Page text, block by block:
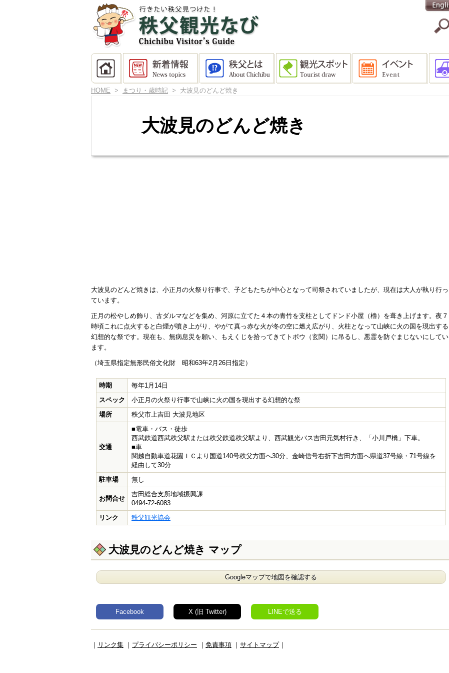
HOME > まつり・歳時記 > 大波見のどんど焼き
大波見のどんど焼き
大波見のどんど焼きは、小正月の火祭り行事で、子どもたちが中心となって司祭されていましたが、現在は大人が執り行っ
ています。
正月の松やしめ飾り、古ダルマなどを集め、河原に立てた４本の青竹を支柱としてドンド小屋（櫓）を葺き上げます。夜７
時頃これに点火すると白煙が噴き上がり、やがて真っ赤な火が冬の空に燃え広がり、火柱となって山峡に火の国を現出する
幻想的な祭です。現在も、無病息災を願い、もえくじを拾ってきてトボウ（玄関）に吊るし、悪霊を防ぐまじないにしてい
ます。
（埼玉県指定無形民俗文化財 昭和63年2月26日指定）
時期
毎年1月14日
スペック
小正月の火祭り行事で山峡に火の国を現出する幻想的な祭
場所
秩父市上吉田 大波見地区
交通
■電車・バス・徒歩
西武鉄道西武秩父駅または秩父鉄道秩父駅より、西武観光バス吉田元気村行き、「小川戸橋」下車。
■車
関越自動車道花園ＩＣより国道140号秩父方面へ30分、金崎信号右折下吉田方面へ県道37号線・71号線を
経由して30分
駐車場
無し
お問合せ
吉田総合支所地域振興課
0494-72-6083
リンク
秩父観光協会
大波見のどんど焼き マップ
Googleマップで地図を確認する
Facebook X (旧 Twitter) LINEで送る
｜ リンク集 ｜ プライバシーポリシー ｜ 免責事項 ｜ サイトマップ｜